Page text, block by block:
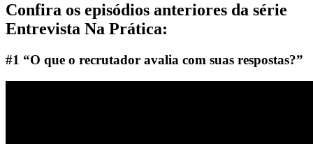
Confira os episódios anteriores da série
Entrevista Na Prática:
#1 “O que o recrutador avalia com suas respostas?”